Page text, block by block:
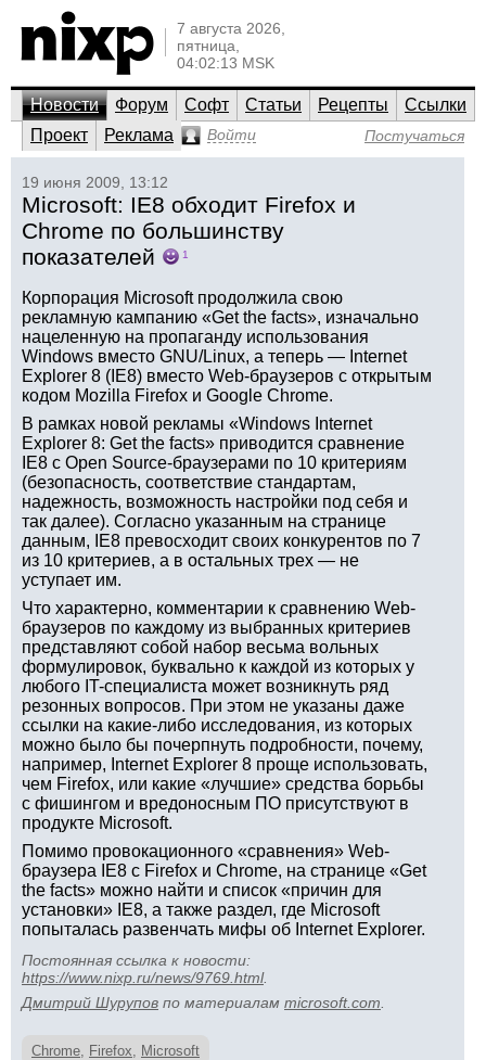
7 августа 2026,
пятница,
04:02:13 MSK
Новости Форум Софт Статьи Рецепты
Ссылки
Проект
Реклама Войти Постучаться
19 июня 2009, 13:12
Microsoft: IE8 обходит Firefox и
Chrome по большинству
показателей
1
Корпорация Microsoft продолжила свою
рекламную кампанию «Get the facts», изначально
нацеленную на пропаганду использования
Windows вместо GNU/Linux, а теперь — Internet
Explorer 8 (IE8) вместо Web-браузеров с открытым
кодом Mozilla Firefox и Google Chrome.
В рамках новой рекламы «Windows Internet
Explorer 8: Get the facts» приводится сравнение
IE8 с Open Source-браузерами по 10 критериям
(безопасность, соответствие стандартам,
надежность, возможность настройки под себя и
так далее). Согласно указанным на странице
данным, IE8 превосходит своих конкурентов по 7
из 10 критериев, а в остальных трех — не
уступает им.
Что характерно, комментарии к сравнению Web-
браузеров по каждому из выбранных критериев
представляют собой набор весьма вольных
формулировок, буквально к каждой из которых у
любого IT-специалиста может возникнуть ряд
резонных вопросов. При этом не указаны даже
ссылки на какие-либо исследования, из которых
можно было бы почерпнуть подробности, почему,
например, Internet Explorer 8 проще использовать,
чем Firefox, или какие «лучшие» средства борьбы
с фишингом и вредоносным ПО присутствуют в
продукте Microsoft.
Помимо провокационного «сравнения» Web-
браузера IE8 с Firefox и Chrome, на странице «Get
the facts» можно найти и список «причин для
установки» IE8, а также раздел, где Microsoft
попыталась развенчать мифы об Internet Explorer.
Постоянная ссылка к новости:
https://www.nixp.ru/news/9769.html.
Дмитрий Шурупов по материалам microsoft.com
Chrome, Firefox, Microsoft